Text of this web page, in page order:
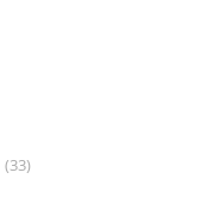
(33)